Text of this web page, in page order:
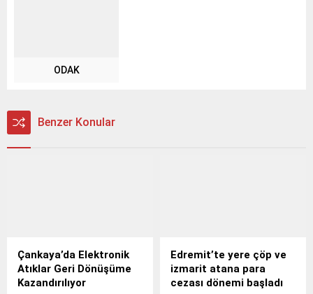
ODAK
Benzer Konular
Çankaya’da Elektronik
Atıklar Geri Dönüşüme
Kazandırılıyor
Edremit’te yere çöp ve
izmarit atana para
cezası dönemi başladı